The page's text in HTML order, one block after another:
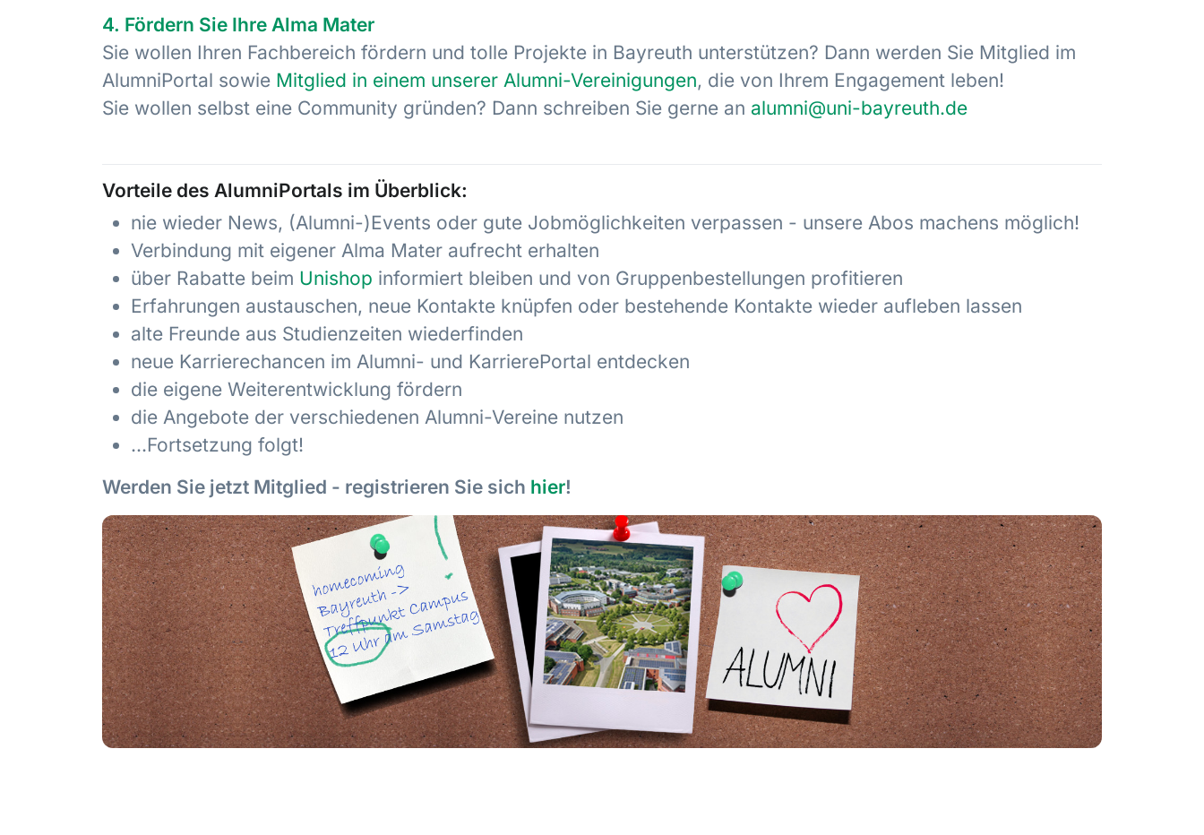
4. Fördern Sie Ihre Alma Mater
Sie wollen Ihren Fachbereich fördern und tolle Projekte in Bayreuth unterstützen? Dann werden Sie Mitglied im
AlumniPortal sowie Mitglied in einem unserer Alumni-Vereinigungen, die von Ihrem Engagement leben!
Sie wollen selbst eine Community gründen? Dann schreiben Sie gerne an alumni@uni-bayreuth.de
Vorteile des AlumniPortals im Überblick:
nie wieder News, (Alumni-)Events oder gute Jobmöglichkeiten verpassen - unsere Abos machens möglich!
Verbindung mit eigener Alma Mater aufrecht erhalten
über Rabatte beim Unishop informiert bleiben und von Gruppenbestellungen profitieren
Erfahrungen austauschen, neue Kontakte knüpfen oder bestehende Kontakte wieder aufleben lassen
alte Freunde aus Studienzeiten wiederfinden
neue Karrierechancen im Alumni- und KarrierePortal entdecken
die eigene Weiterentwicklung fördern
die Angebote der verschiedenen Alumni-Vereine nutzen
...Fortsetzung folgt!
Werden Sie jetzt Mitglied - registrieren Sie sich hier!